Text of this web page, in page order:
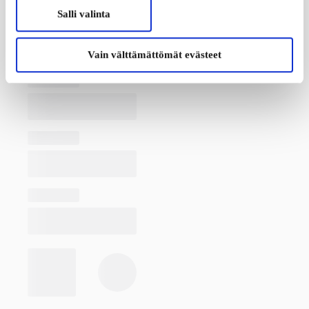
Salli valinta
Vain välttämättömät evästeet